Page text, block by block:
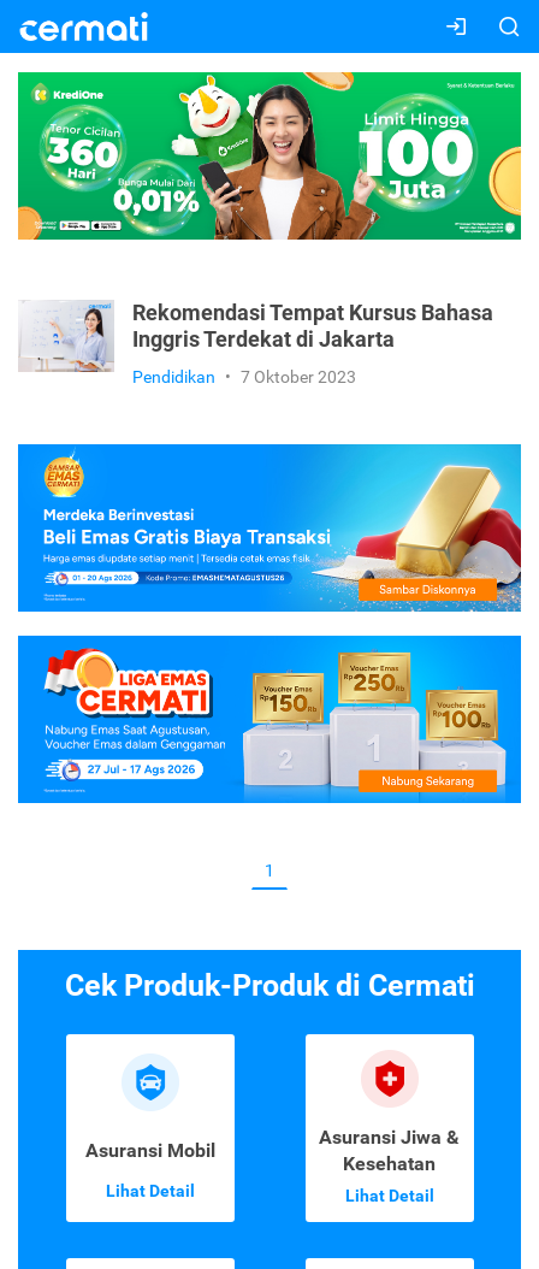
Rekomendasi Tempat Kursus Bahasa
Inggris Terdekat di Jakarta
Pendidikan • 7 Oktober 2023
1
Cek Produk-Produk di Cermati
Asuransi Mobil
Lihat Detail
Asuransi Jiwa &
Kesehatan
Lihat Detail